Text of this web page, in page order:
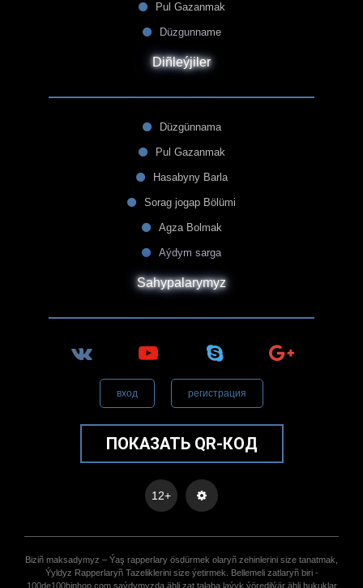
Pul Gazanmak
Düzgunname
Diñleýjiler
Düzgünnama
Pul Gazanmak
Hasabyny Barla
Sorag jogap Bölümi
Agza Bolmak
Aýdym sarga
Sahypalarymyz
вход регистрация
ПОКАЗАТЬ QR-КОД
12+
Biziñ maksadymyz – Ýaş rapperlary ösdürmek olaryñ zehinlerini size tanatmak,
Ýyldyz Rapperlaryñ Tazeliklerini size ýetirmek. Bellemeli zatlaryñ biri -
100de100hiphop.com saýdymyzda ähli zat talaba laýyk ýöredilýär ähli hukuklar